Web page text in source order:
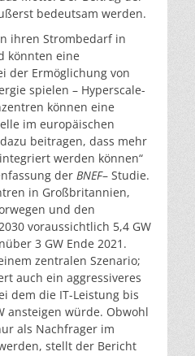
bedeutsam werden.
ihren Strombedarf in
könnten eine
der Ermöglichung von
spielen – Hyperscale-
können eine
im europäischen
beitragen, dass mehr
werden können“
der BNEF– Studie.
in Großbritannien,
und den
voraussichtlich 5,4 GW
3 GW Ende 2021.
zentralen Szenario;
auch ein aggressiveres
dem die IT-Leistung bis
ansteigen würde. Obwohl
als Nachfrager im
stellt der Bericht